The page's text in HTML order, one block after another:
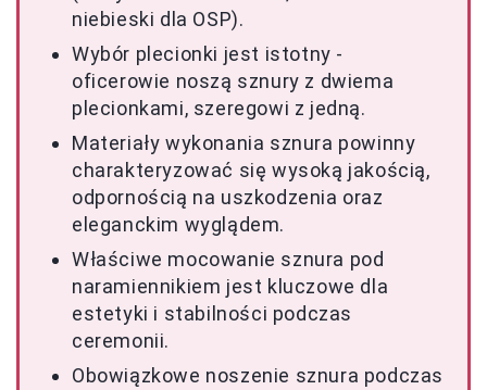
niebieski dla OSP).
Wybór plecionki jest istotny -
oficerowie noszą sznury z dwiema
plecionkami, szeregowi z jedną.
Materiały wykonania sznura powinny
charakteryzować się wysoką jakością,
odpornością na uszkodzenia oraz
eleganckim wyglądem.
Właściwe mocowanie sznura pod
naramiennikiem jest kluczowe dla
estetyki i stabilności podczas
ceremonii.
Obowiązkowe noszenie sznura podczas